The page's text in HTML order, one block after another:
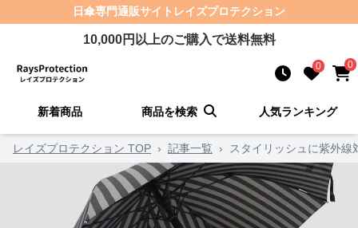
日傘専門通販サイト レイズプロテクション
10,000円以上のご購入で送料無料
0 0
新着商品 商品を検索 人気ランキング
レイズプロテクション TOP › 記事一覧 › スタイリッシュに紫外